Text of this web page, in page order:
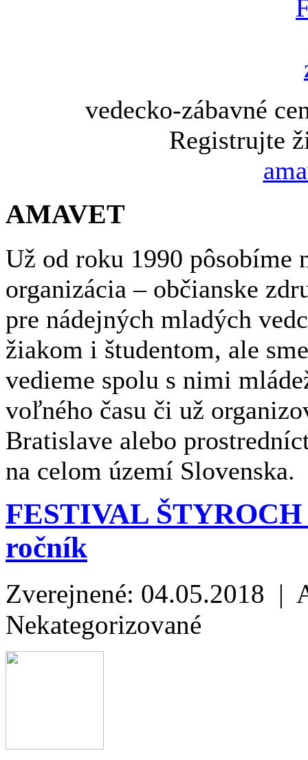
vedecko-zábavné
Registrujte
AMAVET
Už od roku 1990 pôsobíme
organizácia – občianske
pre nádejných mladých
žiakom i študentom, ale
vedieme spolu s nimi
voľného času či už
Bratislave alebo
na celom území Slovenska.
FESTIVAL
ročník
Zverejnené: 04.05.2018 |
Nekategorizované